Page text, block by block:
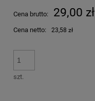
Cena brutto: 29,00 zł
Cena netto: 23,58 zł
szt.